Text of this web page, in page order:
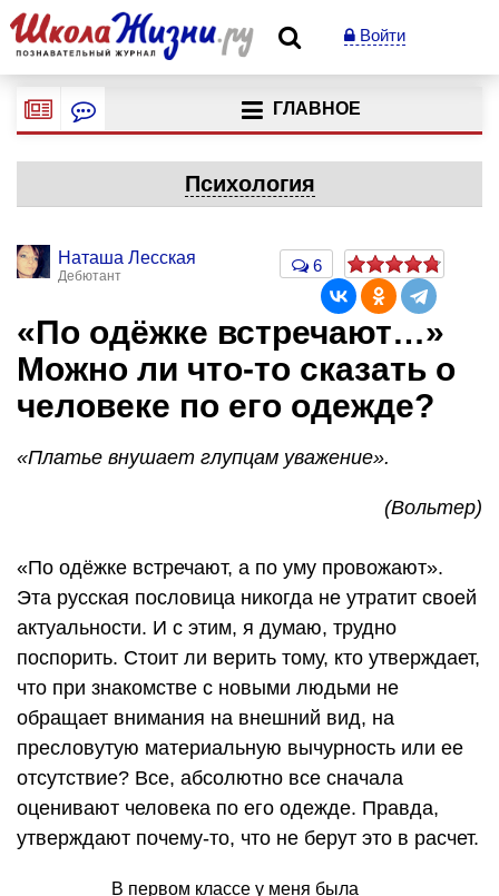
Войти
ГЛАВНОЕ
Психология
Наташа Лесская
Дебютант
6
«По одёжке встречают…»
Можно ли что-то сказать о
человеке по его одежде?
«Платье внушает глупцам уважение».
(Вольтер)
«По одёжке встречают, а по уму провожают».
Эта русская пословица никогда не утратит своей
актуальности. И с этим, я думаю, трудно
поспорить. Стоит ли верить тому, кто утверждает,
что при знакомстве с новыми людьми не
обращает внимания на внешний вид, на
пресловутую материальную вычурность или ее
отсутствие? Все, абсолютно все сначала
оценивают человека по его одежде. Правда,
утверждают почему-то, что не берут это в расчет.
В первом классе у меня была